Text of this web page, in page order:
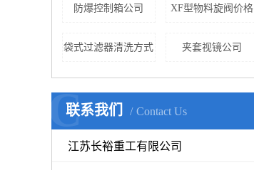
防爆控制箱公司 XF型物料旋阀价格
袋式过滤器清洗方式 夹套视镜公司
联系我们 Contact Us
C
江苏长裕重工有限公司